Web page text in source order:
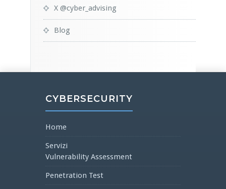
X @cyber_advising
Blog
CYBERSECURITY
Home
Servizi
Vulnerability Assessment
Penetration Test